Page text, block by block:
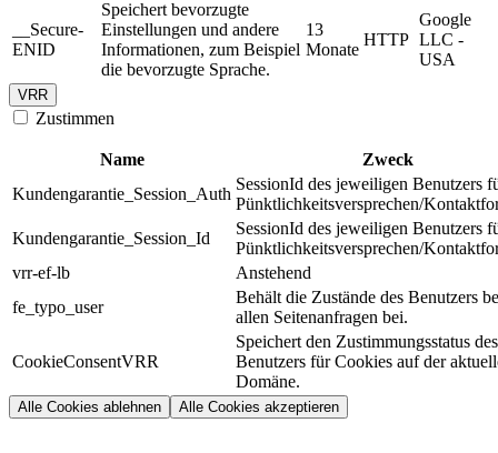
__Secure-
ENID
Speichert bevorzugte
Einstellungen und andere
Informationen, zum Beispiel
die bevorzugte Sprache.
13
Monate
HTTP
Google
LLC -
USA
VRR
Zustimmen
Name
Zweck
Kundengarantie_Session_Auth
SessionId des jeweiligen Benutzers
Pünktlichkeitsversprechen/
Kundengarantie_Session_Id
SessionId des jeweiligen Benutzers
Pünktlichkeitsversprechen/
vrr-ef-lb
Anstehend
fe_typo_user
Behält die Zustände des Benutzers
allen Seitenanfragen bei.
CookieConsentVRR
Speichert den Zustimmungsstatus des
Benutzers für Cookies auf der
Domäne.
Alle Cookies ablehnen Alle Cookies akzeptieren